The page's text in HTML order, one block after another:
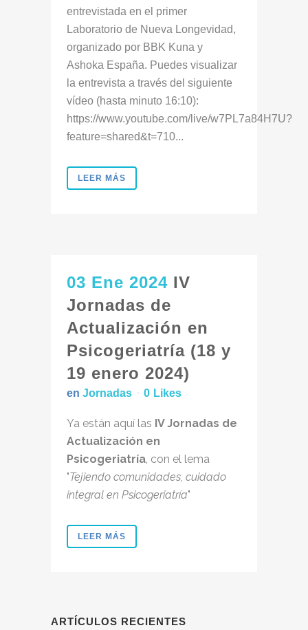
entrevistada en el primer
Laboratorio de Nueva Longevidad,
organizado por BBK Kuna y
Ashoka España. Puedes visualizar
la entrevista a través del siguiente
vídeo (hasta minuto 16:10):
https://www.youtube.com/live/w7PL7a84H7U?
feature=shared&t=710...
LEER MÁS
03 Ene 2024 IV
Jornadas de
Actualización en
Psicogeriatría (18 y
19 enero 2024)
en Jornadas 0 Likes
Ya están aquí las IV Jornadas de
Actualización en
Psicogeriatría, con el lema
"Tejiendo comunidades, cuidado
integral en Psicogeriatría"
LEER MÁS
ARTÍCULOS RECIENTES